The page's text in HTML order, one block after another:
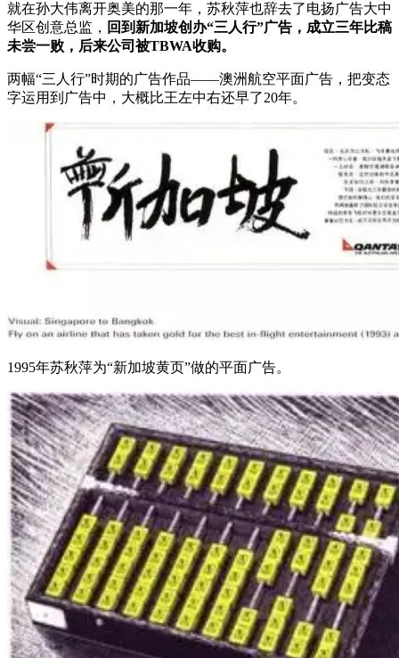
就在孙大伟离开奥美的那一年，苏秋萍也辞去了电扬广告大中
华区创意总监， 回到新加坡创办“三人行”广告，成立三年比稿
未尝一败，后来公司被TBWA收购。
两幅“三人行”时期的广告作品——澳洲航空平面广告，把变态
字运用到广告中，大概比王左中右还早了20年。
1995年苏秋萍为“新加坡黄页”做的平面广告。